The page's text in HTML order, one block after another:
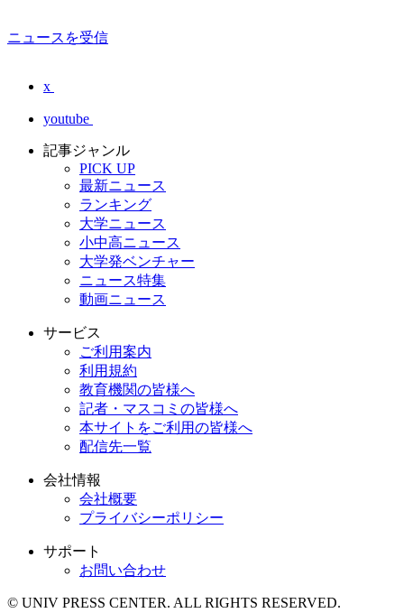
ニュースを受信
x
youtube
記事ジャンル
PICK UP
最新ニュース
ランキング
大学ニュース
小中高ニュース
大学発ベンチャー
ニュース特集
動画ニュース
サービス
ご利用案内
利用規約
教育機関の皆様へ
記者・マスコミの皆様へ
本サイトをご利用の皆様へ
配信先一覧
会社情報
会社概要
プライバシーポリシー
サポート
お問い合わせ
© UNIV PRESS CENTER. ALL RIGHTS RESERVED.